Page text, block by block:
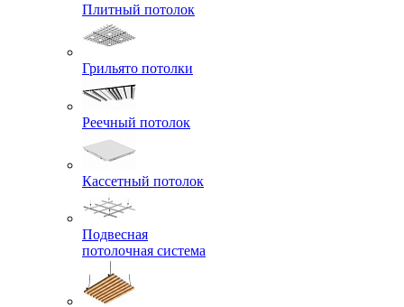
Плитный потолок
Грильято потолки
Реечный потолок
Кассетный потолок
Подвесная
потолочная система